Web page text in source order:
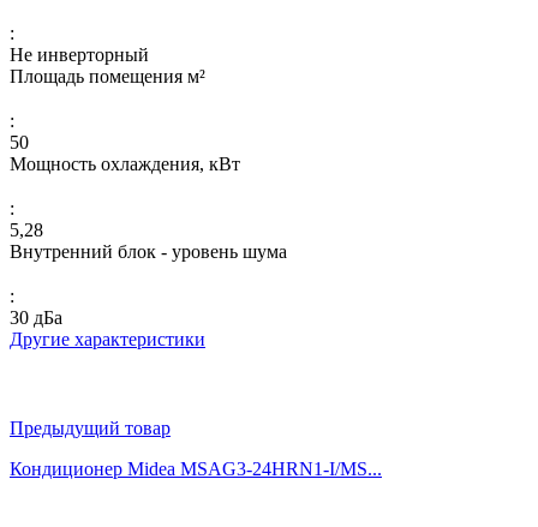
:
Не инверторный
Площадь помещения м²
:
50
Мощность охлаждения, кВт
:
5,28
Внутренний блок - уровень шума
:
30 дБа
Другие характеристики
Предыдущий товар
Кондиционер Midea MSAG3-24HRN1-I/MS...